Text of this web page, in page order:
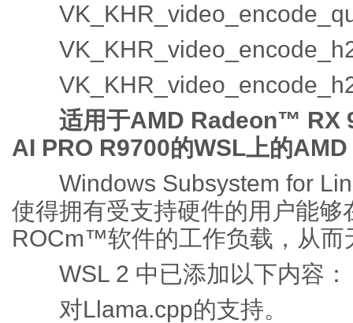
适用于AMD Radeon™ RX
AI PRO R9700的WSL上的
Windows Subsystem for
使得拥有受支持硬件的用户能
ROCm™软件的工作负载，从而
WSL 2 中已添加以下内容：
对Llama.cpp的支持。